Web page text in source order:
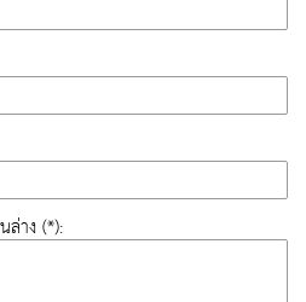
ล่าง (*):